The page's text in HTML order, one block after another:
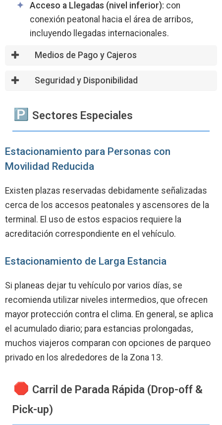
Acceso a Llegadas (nivel inferior): con
conexión peatonal hacia el área de arribos,
incluyendo llegadas internacionales.
Medios de Pago y Cajeros
Seguridad y Disponibilidad
️ Sectores Especiales
Estacionamiento para Personas con
Movilidad Reducida
Existen plazas reservadas debidamente señalizadas
cerca de los accesos peatonales y ascensores de la
terminal. El uso de estos espacios requiere la
acreditación correspondiente en el vehículo.
Estacionamiento de Larga Estancia
Si planeas dejar tu vehículo por varios días, se
recomienda utilizar niveles intermedios, que ofrecen
mayor protección contra el clima. En general, se aplica
el acumulado diario; para estancias prolongadas,
muchos viajeros comparan con opciones de parqueo
privado en los alrededores de la Zona 13.
Carril de Parada Rápida (Drop-off &
Pick-up)